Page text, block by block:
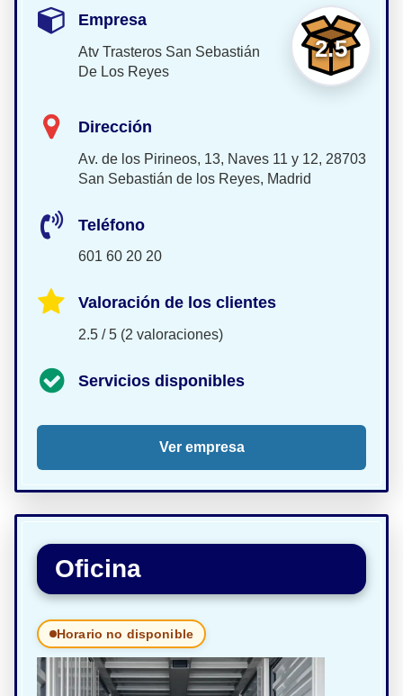
2.5
Empresa
Atv Trasteros San Sebastián
De Los Reyes
Dirección
Av. de los Pirineos, 13, Naves 11 y 12, 28703
San Sebastián de los Reyes, Madrid
Teléfono
601 60 20 20
Valoración de los clientes
2.5 / 5 (2 valoraciones)
Servicios disponibles
Ver empresa
Oficina
Horario no disponible